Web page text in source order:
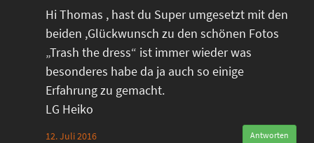
Hi Thomas , hast du Super umgesetzt mit den
beiden ,Glückwunsch zu den schönen Fotos
„Trash the dress“ ist immer wieder was
besonderes habe da ja auch so einige
Erfahrung zu gemacht.
LG Heiko
12. Juli 2016 Antworten